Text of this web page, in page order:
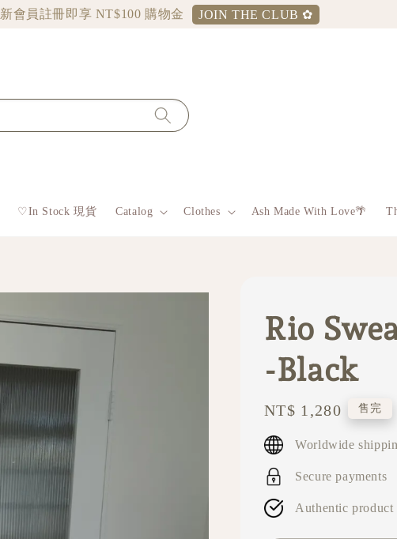
新會員註冊即享 NT$100 購物金 JOIN THE CLUB ✿
♡︎In Stock 現貨 Catalog Clothes Ash Made With Love🌴
Rio
-Black
Regular
price
NT$ 1,280 售完
Worldwide
Secure payments
Authentic product